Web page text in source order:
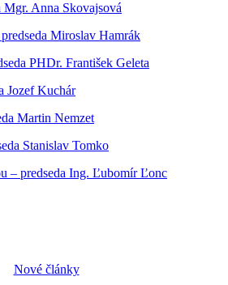
Anna Skovajsová
Miroslav Hamrák
PHDr. František Geleta
Jozef Kuchár
Martin Nemzet
Stanislav Tomko
– predseda Ing. Ľubomír Ľonc
Nové články